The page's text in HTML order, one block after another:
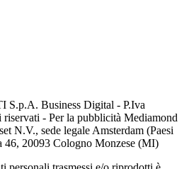
S.p.A. Business Digital - P.Iva
- Per la pubblicità Mediamond
N.V., sede legale Amsterdam (Paesi
20093 Cologno Monzese (MI)